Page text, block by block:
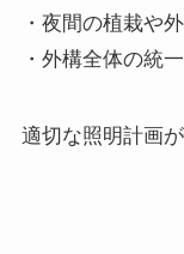
・夜間の植栽や
・外構全体の統
適切な照明計画